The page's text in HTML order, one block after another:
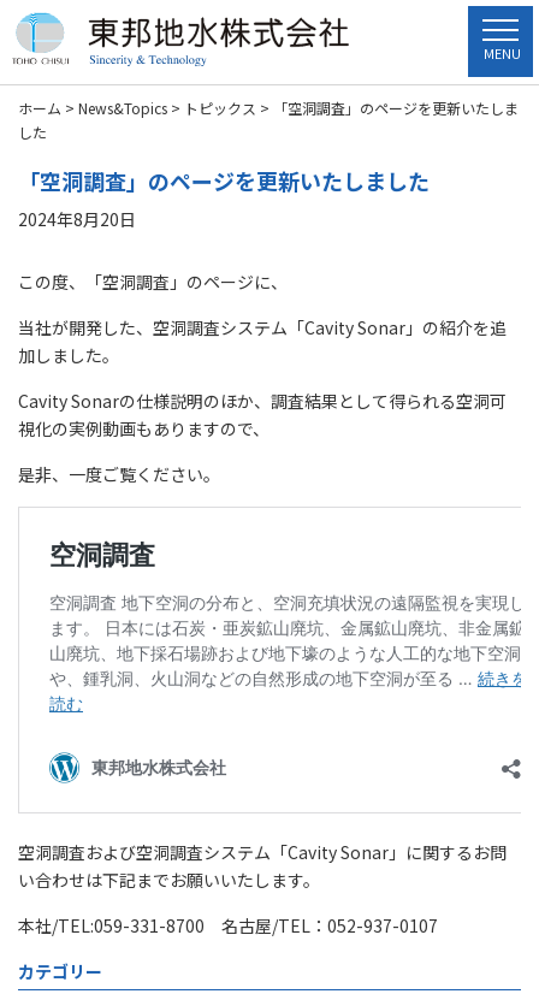
MENU
ホーム > News&Topics > トピックス >
「空洞調査」のページを更新いたしま
した
「空洞調査」のページを更新いたしました
2024年8月20日
この度、「空洞調査」のページに、
当社が開発した、空洞調査システム「Cavity Sonar」の紹介を追
加しました。
Cavity Sonarの仕様説明のほか、調査結果として得られる空洞可
視化の実例動画もありますので、
是非、一度ご覧ください。
空洞調査および空洞調査システム「Cavity Sonar」に関するお問
い合わせは下記までお願いいたします。
本社/TEL:059-331-8700 名古屋/TEL：052-937-0107
カテゴリー